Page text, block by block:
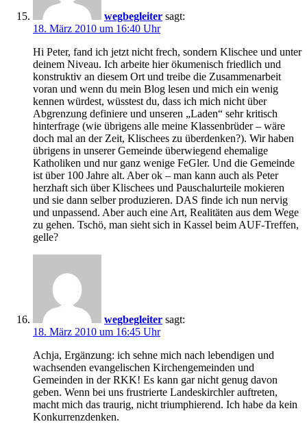
wegbegleiter sagt:
18. März 2010 um 16:40 Uhr
Hi Peter, fand ich jetzt nicht frech, sondern Klischee und unter
deinem Niveau. Ich arbeite hier ökumenisch friedlich und
konstruktiv an diesem Ort und treibe die Zusammenarbeit
voran und wenn du mein Blog lesen und mich ein wenig
kennen würdest, wüsstest du, dass ich mich nicht über
Abgrenzung definiere und unseren „Laden“ sehr kritisch
hinterfrage (wie übrigens alle meine Klassenbrüder – wäre
doch mal an der Zeit, Klischees zu überdenken?). Wir haben
übrigens in unserer Gemeinde überwiegend ehemalige
Katholiken und nur ganz wenige FeGler. Und die Gemeinde
ist über 100 Jahre alt. Aber ok – man kann auch als Peter
herzhaft sich über Klischees und Pauschalurteile mokieren
und sie dann selber produzieren. DAS finde ich nun nervig
und unpassend. Aber auch eine Art, Realitäten aus dem Wege
zu gehen. Tschö, man sieht sich in Kassel beim AUF-Treffen,
gelle?
wegbegleiter sagt:
18. März 2010 um 16:45 Uhr
Achja, Ergänzung: ich sehne mich nach lebendigen und
wachsenden evangelischen Kirchengemeinden und
Gemeinden in der RKK! Es kann gar nicht genug davon
geben. Wenn bei uns frustrierte Landeskirchler auftreten,
macht mich das traurig, nicht triumphierend. Ich habe da kein
Konkurrenzdenken.